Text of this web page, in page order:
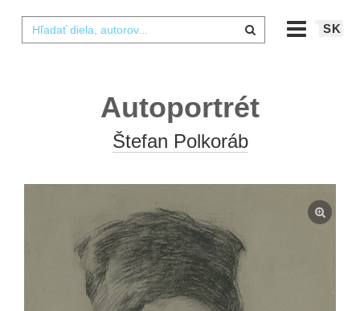
SK
Autoportrét
Štefan Polkoráb